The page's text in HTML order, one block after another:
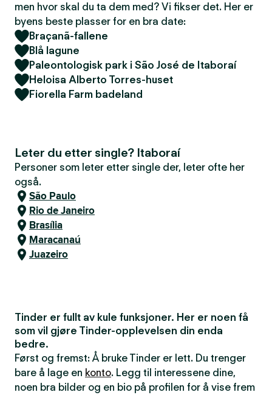
men hvor skal du ta dem med? Vi fikser det. Her er
byens beste plasser for en bra date:
Braçanã-fallene
Blå lagune
Paleontologisk park i São José de Itaboraí
Heloisa Alberto Torres-huset
Fiorella Farm badeland
Leter du etter single? Itaboraí
Personer som leter etter single der, leter ofte her
også.
São Paulo
Rio de Janeiro
Brasília
Maracanaú
Juazeiro
Tinder er fullt av kule funksjoner. Her er noen få
som vil gjøre Tinder-opplevelsen din enda
bedre.
Først og fremst: Å bruke Tinder er lett. Du trenger
bare å lage en konto. Legg til interessene dine,
noen bra bilder og en bio på profilen for å vise frem